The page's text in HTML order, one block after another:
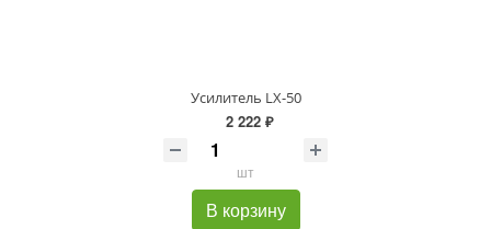
Усилитель LX-50
2 222 ₽
шт
В корзину